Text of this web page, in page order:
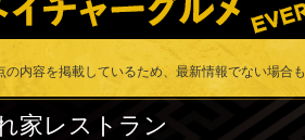
内容を掲載しているため、最新情報でない場合も
家レストラン